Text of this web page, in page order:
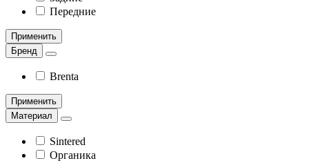
Передние
Применить
Бренд
Brenta
Применить
Материал
Sintered
Органика